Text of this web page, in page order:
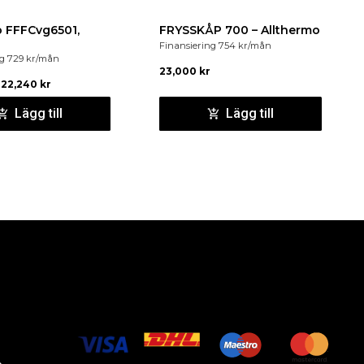
729 kr/mån
22,240 kr
Lägg till
FRYSSKÅP 700 – Allthermo
Finansiering 754 kr/mån
23,000 kr
Lägg till